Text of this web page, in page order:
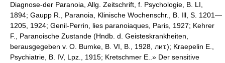
Diagnose-der Paranoia, Allg. Zeitschrift, f. Psychologie, B. LI,
1894; Gaupp R., Paranoia, Klinische Wochenschr., B. Ill, S. 1201—
1205, 1924; Genil-Perrin, lies paranoiaques, Paris, 1927; Kehrer
F., Paranoische Zustande (Hndb. d. Geisteskrankheiten,
berausgegeben v. O. Bumke, B. VІ, В., 1928, лит.); Kraepelin E.,
Psychiatrie, B. IV, Lpz., 1915; Kretschmer E..» Der sensitive